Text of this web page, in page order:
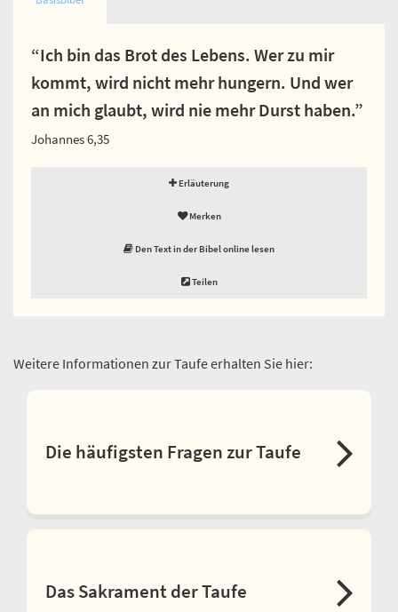
“Ich bin das Brot des Lebens. Wer zu mir
kommt, wird nicht mehr hungern. Und wer
an mich glaubt, wird nie mehr Durst haben.”
Johannes 6,35
Erläuterung
Merken
Den Text in der Bibel online lesen
Teilen
Weitere Informationen zur Taufe erhalten Sie hier:
Die häufigsten Fragen zur Taufe
Das Sakrament der Taufe